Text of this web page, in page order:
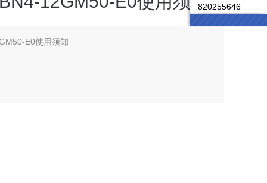
E0使用须知
820255646